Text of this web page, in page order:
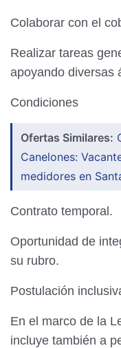
Colaborar con el
Realizar tareas
apoyando diversas
Condiciones
Ofertas Similares:
Canelones:
medidores en
Contrato temporal.
Oportunidad de
su rubro.
Postulación
En el marco de la
incluye también a